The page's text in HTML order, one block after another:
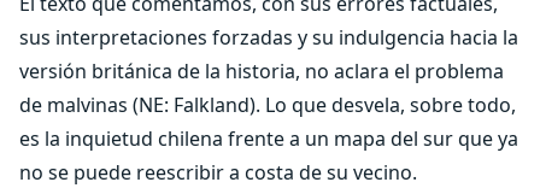
sus interpretaciones forzadas y su indulgencia hacia la
versión británica de la historia, no aclara el problema
de malvinas (NE: Falkland). Lo que desvela, sobre todo,
es la inquietud chilena frente a un mapa del sur que ya
no se puede reescribir a costa de su vecino.